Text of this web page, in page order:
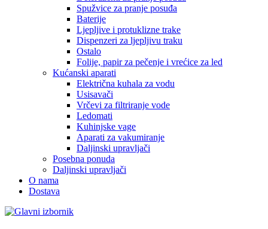
Spužvice za pranje posuđa
Baterije
Ljepljive i protuklizne trake
Dispenzeri za ljepljivu traku
Ostalo
Folije, papir za pečenje i vrećice za led
Kućanski aparati
Električna kuhala za vodu
Usisavači
Vrčevi za filtriranje vode
Ledomati
Kuhinjske vage
Aparati za vakumiranje
Daljinski upravljači
Posebna ponuda
Daljinski upravljači
O nama
Dostava